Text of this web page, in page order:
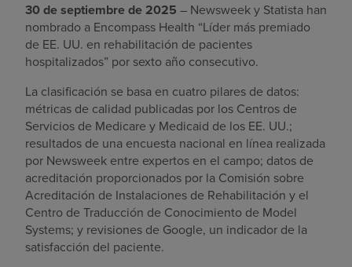
30 de septiembre de 2025 – Newsweek y Statista han
nombrado a Encompass Health “Líder más premiado
de EE. UU. en rehabilitación de pacientes
hospitalizados” por sexto año consecutivo.
La clasificación se basa en cuatro pilares de datos:
métricas de calidad publicadas por los Centros de
Servicios de Medicare y Medicaid de los EE. UU.;
resultados de una encuesta nacional en línea realizada
por Newsweek entre expertos en el campo; datos de
acreditación proporcionados por la Comisión sobre
Acreditación de Instalaciones de Rehabilitación y el
Centro de Traducción de Conocimiento de Model
Systems; y revisiones de Google, un indicador de la
satisfacción del paciente.